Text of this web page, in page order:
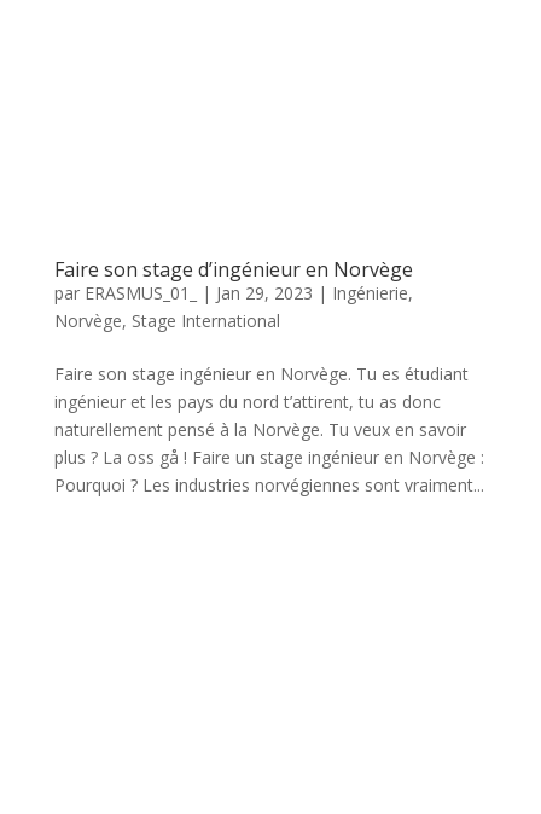
Faire son stage d’ingénieur en Norvège
par ERASMUS_01_ | Jan 29, 2023 | Ingénierie,
Norvège, Stage International
Faire son stage ingénieur en Norvège. Tu es étudiant
ingénieur et les pays du nord t’attirent, tu as donc
naturellement pensé à la Norvège. Tu veux en savoir
plus ? La oss gå ! Faire un stage ingénieur en Norvège :
Pourquoi ? Les industries norvégiennes sont vraiment...